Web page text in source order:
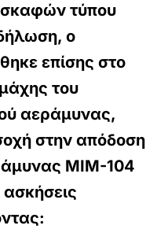
τύπου
ο
επίσης στο
του
αεράμυνας,
στην απόδοση
MIM-104